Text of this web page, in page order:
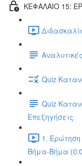
ΚΕΦΑΛΑΙΟ 15:
Quiz
Quiz
Επεξηγήσεις
1.
Βήμα-Βήμα